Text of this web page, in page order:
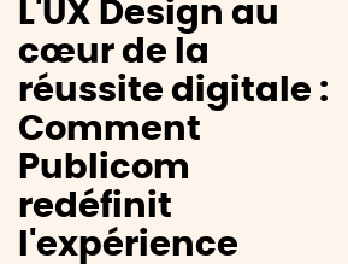
L'UX Design au
cœur de la
réussite digitale :
Comment
Publicom
redéfinit
l'expérience